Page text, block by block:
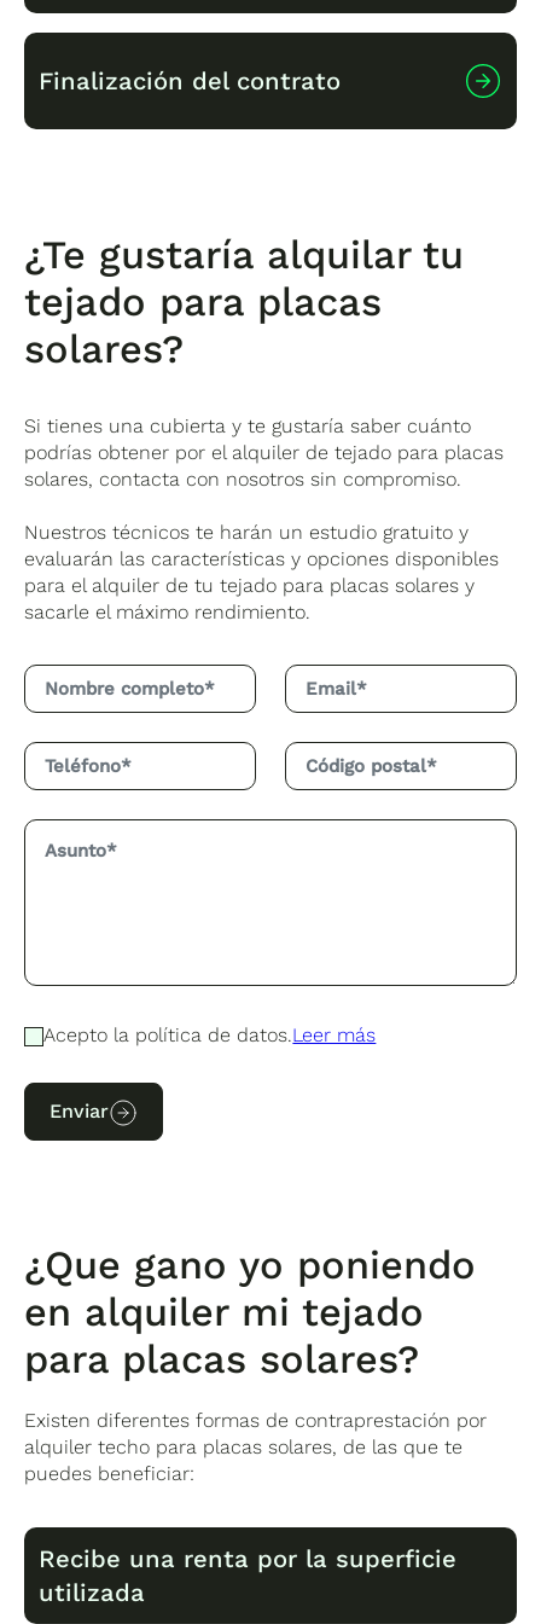
para los momentos sin producción solar.
Se encarga de reparaciones si son necesarias.
Monitoriza el rendimiento del sistema.
Proporciona informes de producción y ahorro.
No requiere inversión inicial.
generado.
Finalización del contrato
Comprar el sistema a un precio residual.
Renovar el contrato de alquiler.
Finalizar el contrato y que Cambio Energético
retire la instalación.
¿Te gustaría alquilar tu
tejado para placas
solares?
Si tienes una cubierta y te gustaría saber cuánto
podrías obtener por el alquiler de tejado para placas
solares, contacta con nosotros sin compromiso.
Nuestros técnicos te harán un estudio gratuito y
evaluarán las características y opciones disponibles
para el alquiler de tu tejado para placas solares y
sacarle el máximo rendimiento.
Acepto la política de datos.Leer más
Enviar
¿Que gano yo poniendo
en alquiler mi tejado
para placas solares?
Existen diferentes formas de contraprestación por
alquiler techo para placas solares, de las que te
puedes beneficiar:
Recibe una renta por la superficie
utilizada